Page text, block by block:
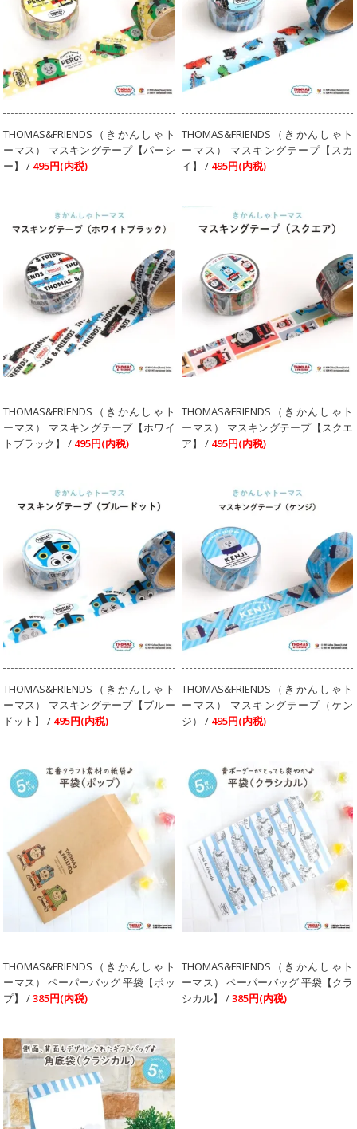
THOMAS&FRIENDS（きかんしゃト
ーマス） マスキングテープ【パーシ
ー】 / 495円(内税)
THOMAS&FRIENDS（きかんしゃト
ーマス） マスキングテープ【スカ
イ】 / 495円(内税)
THOMAS&FRIENDS（きかんしゃト
ーマス） マスキングテープ【ホワイ
トブラック】 / 495円(内税)
THOMAS&FRIENDS（きかんしゃト
ーマス） マスキングテープ【スクエ
ア】 / 495円(内税)
THOMAS&FRIENDS（きかんしゃト
ーマス） マスキングテープ【ブルー
ドット】 / 495円(内税)
THOMAS&FRIENDS（きかんしゃト
ーマス） マスキングテープ（ケン
ジ） / 495円(内税)
THOMAS&FRIENDS（きかんしゃト
ーマス） ペーパーバッグ 平袋【ポッ
プ】 /385円(内税)
THOMAS&FRIENDS（きかんしゃト
ーマス） ペーパーバッグ 平袋【クラ
シカル】 /385円(内税)